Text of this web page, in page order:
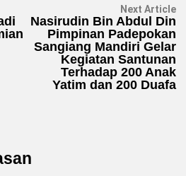
Next Article
Nasirudin Bin Abdul Din
Pimpinan Padepokan
Sangiang Mandiri Gelar
Kegiatan Santunan
Terhadap 200 Anak
Yatim dan 200 Duafa